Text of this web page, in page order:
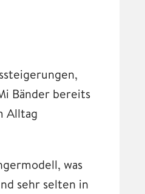
Bänder bereits
Alltag
was
sehr selten in